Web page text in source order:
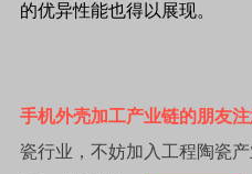
的优异性能也得以展现。
手机外壳加工产业链的朋友注
瓷行业，不妨加入工程陶瓷